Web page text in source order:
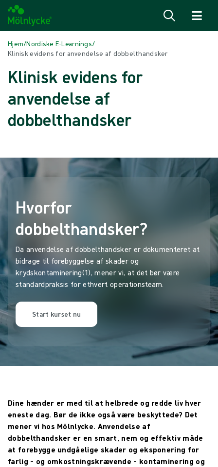
Hjem/Nordiske E-Learnings/
Klinisk evidens for anvendelse af dobbelthandsker
Klinisk evidens for
anvendelse af
dobbelthandsker
Hvorfor
dobbelthandsker?
Da anvendelse af dobbelthandsker er dokumenteret at
bidrage til forebyggelse af skader og
krydskontaminering(1), mener vi, at det bør være
standardpraksis for ethvert operationsteam.
Start kurset nu
Dine hænder er med til at helbrede og redde liv hver
eneste dag. Bør de ikke også være beskyttede? Det
mener vi hos Mölnlycke. Anvendelse af
dobbelthandsker er en smart, nem og effektiv måde
at forebygge undgåelige skader og eksponering for
farlig – og omkostningskrævende – kontaminering og